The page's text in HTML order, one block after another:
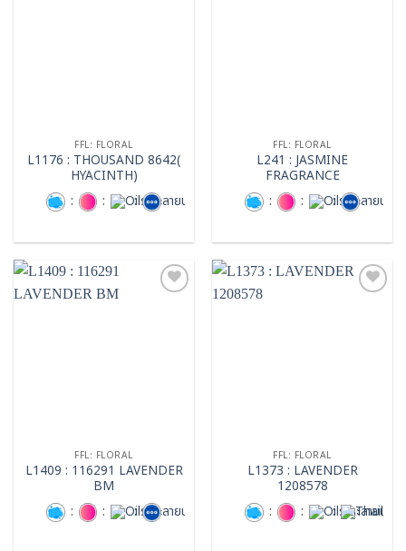
FFL: FLORAL
L1176 : THOUSAND 8642(
HYACINTH)
:
: :
FFL: FLORAL
L241 : JASMINE
FRAGRANCE
:
: :
FFL: FLORAL
L1409 : 116291 LAVENDER
BM
:
: :
FFL: FLORAL
L1373 : LAVENDER
1208578
:
: :